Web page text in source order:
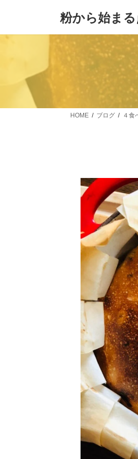
ン
ー
粉から始ま
HOME ブログ ４食